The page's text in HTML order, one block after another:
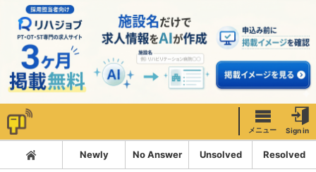
メニュー Sign in
Newly No Answer Unsolved Resolved